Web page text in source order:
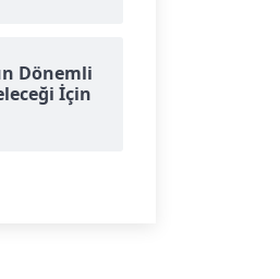
Dönemli
İçin